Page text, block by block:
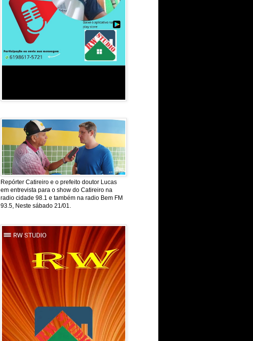
Repórter Catireiro e o prefeito doutor Lucas
em entrevista para o show do Catireiro na
radio cidade 98.1 e também na radio Bem FM
93.5, Neste sábado 21/01.